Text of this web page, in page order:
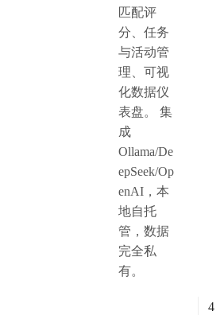
匹配评
分、任务
与活动管
理、可视
化数据仪
表盘。 集
成
Ollama/De
epSeek/Op
enAI，本
地自托
管，数据
完全私
有。
4